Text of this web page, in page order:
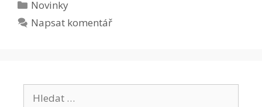
Rubriky
Novinky
Napsat komentář